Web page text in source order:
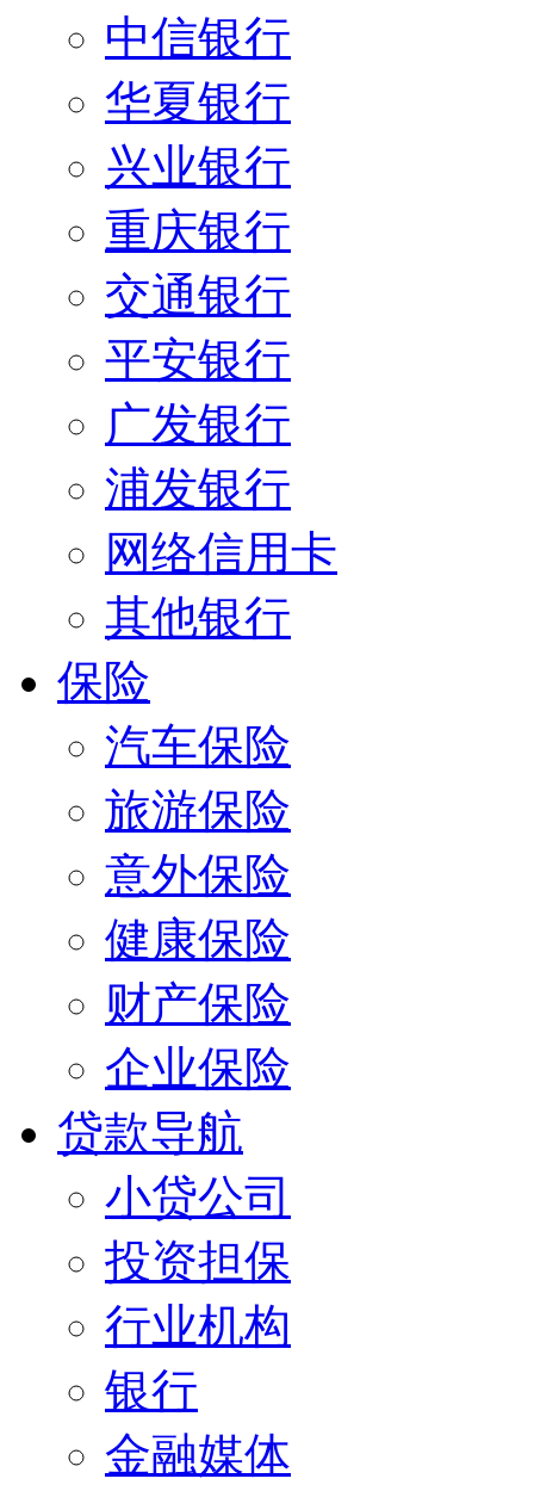
中信银行
华夏银行
兴业银行
重庆银行
交通银行
平安银行
广发银行
浦发银行
网络信用卡
其他银行
保险
汽车保险
旅游保险
意外保险
健康保险
财产保险
企业保险
贷款导航
小贷公司
投资担保
行业机构
银行
金融媒体